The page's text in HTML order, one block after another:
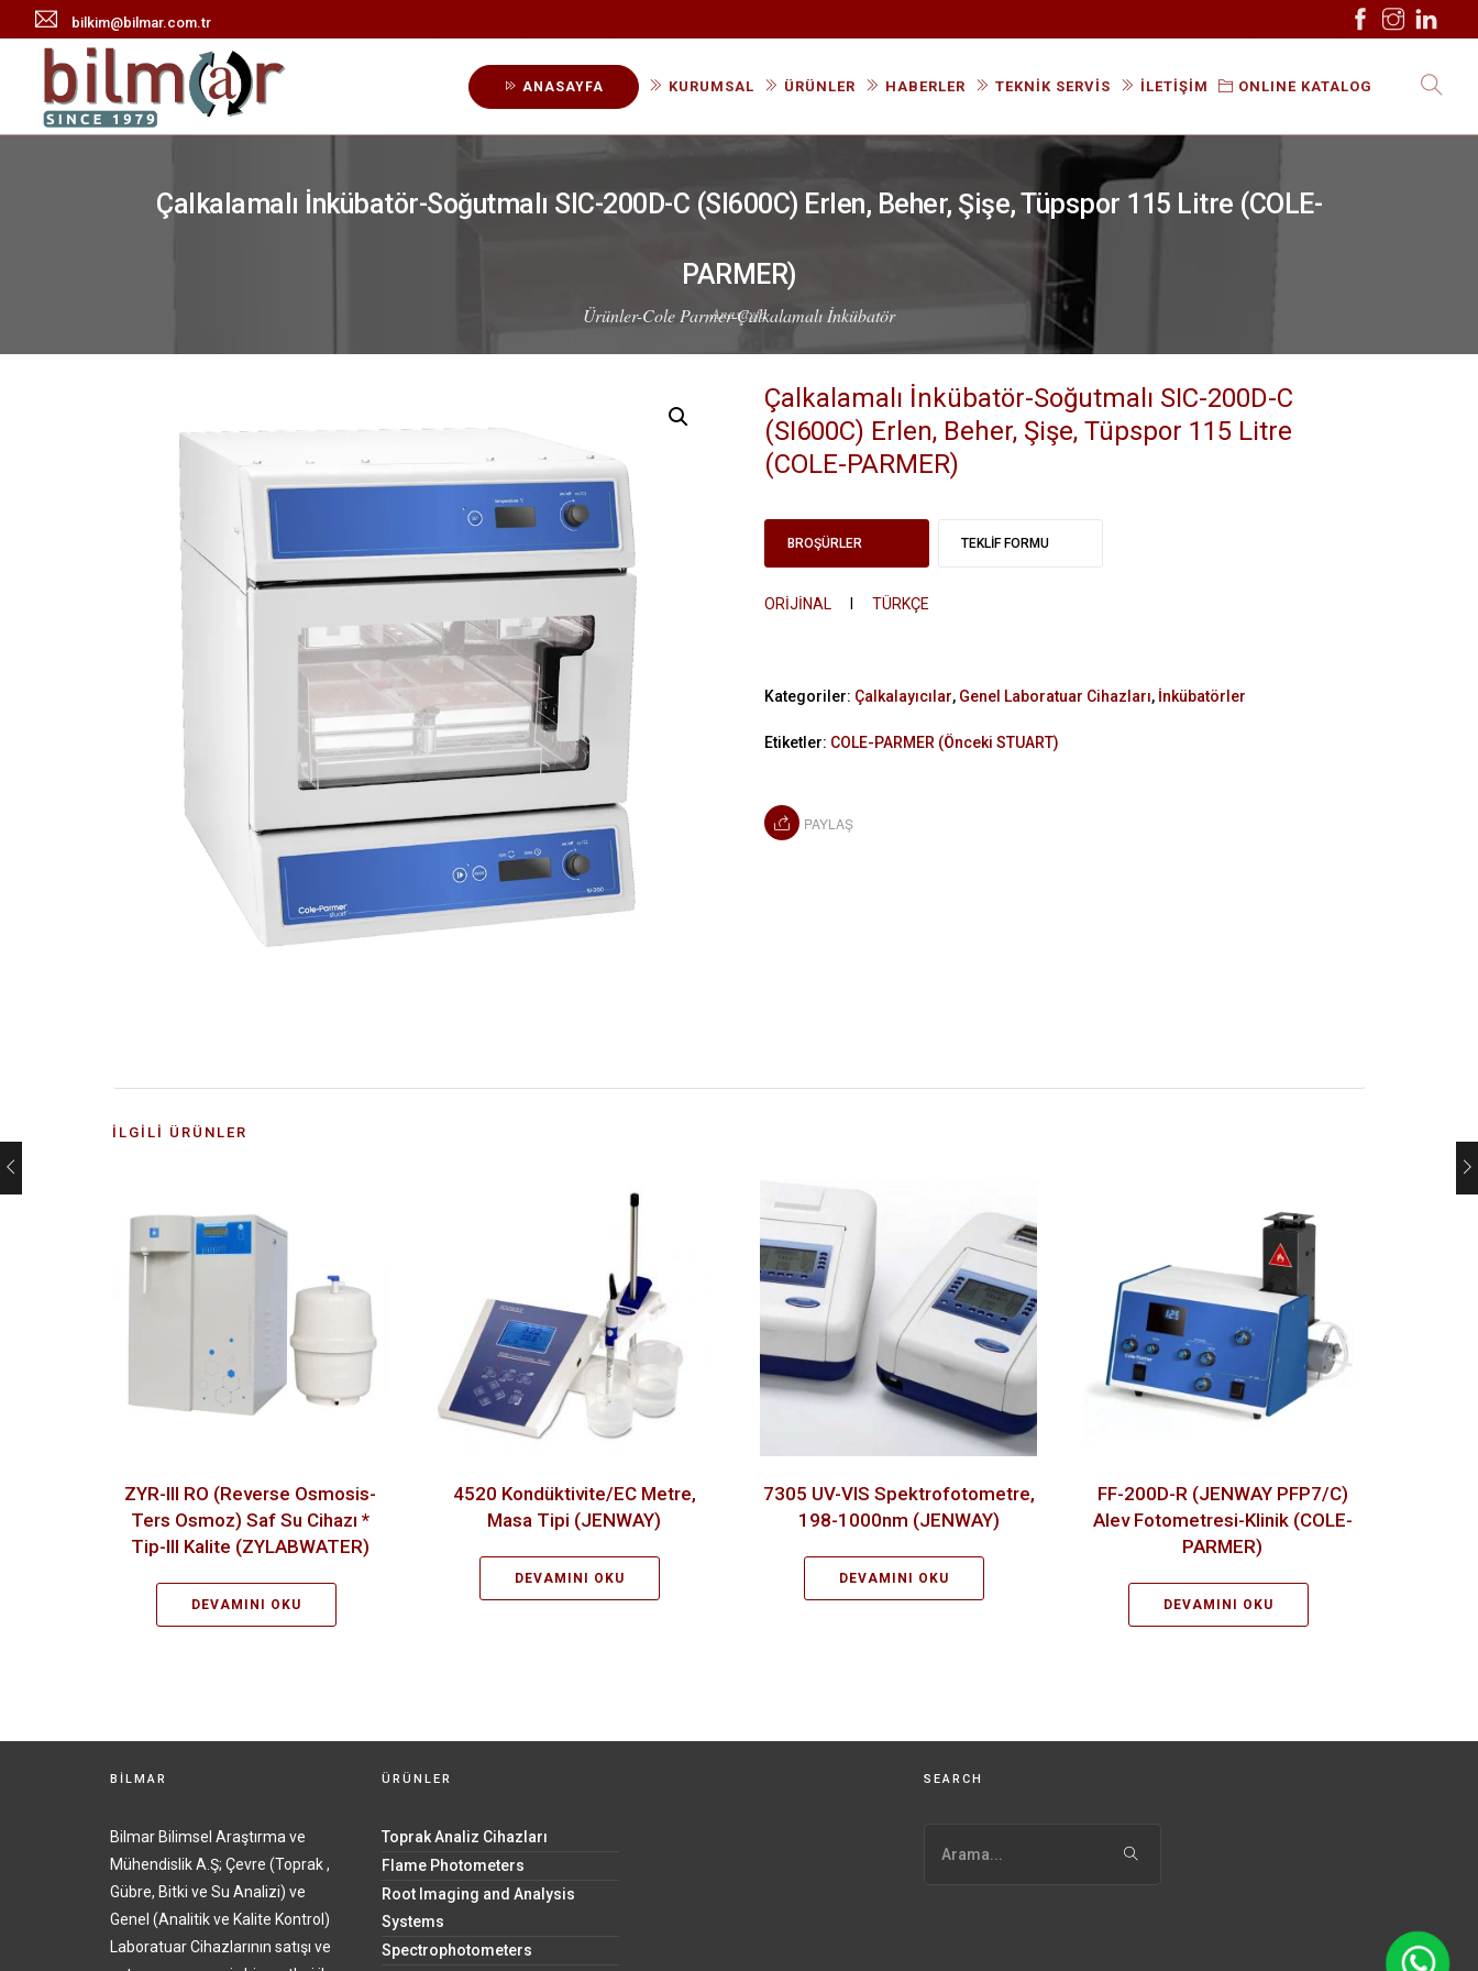
bilkim@bilmar.com.tr
ANASAYFA KURUMSAL ÜRÜNLER HABERLER TEKNİK SERVİS İLETİŞİM ONLINE KATALOG
Çalkalamalı İnkübatör-Soğutmalı SIC-200D-C (SI600C) Erlen, Beher, Şişe, Tüpspor 115 Litre (COLE-
PARMER)
Ürünler-Cole Parmer-Çalkalamalı İnkübatör
Anasayfa
Çalkalamalı İnkübatör-Soğutmalı SIC-200D-C
(SI600C) Erlen, Beher, Şişe, Tüpspor 115 Litre
(COLE-PARMER)
BROŞÜRLER TEKLİF FORMU
ORİJİNAL TÜRKÇE
Kategoriler: Çalkalayıcılar, Genel Laboratuar Cihazları, İnkübatörler
Etiketler: COLE-PARMER (Önceki STUART)
PAYLAŞ
İLGILI ÜRÜNLER
ZYR-III RO (Reverse Osmosis-
Ters Osmoz) Saf Su Cihazı *
Tip-III Kalite (ZYLABWATER)
DEVAMINI OKU
4520 Kondüktivite/EC Metre,
Masa Tipi (JENWAY)
DEVAMINI OKU
7305 UV-VIS Spektrofotometre,
198-1000nm (JENWAY)
DEVAMINI OKU
FF-200D-R (JENWAY PFP7/C)
Alev Fotometresi-Klinik (COLE-
PARMER)
DEVAMINI OKU
BİLMAR
Bilmar Bilimsel Araştırma ve
Mühendislik A.Ş; Çevre (Toprak ,
Gübre, Bitki ve Su Analizi) ve
Genel (Analitik ve Kalite Kontrol)
Laboratuar Cihazlarının satışı ve
ÜRÜNLER
Toprak Analiz Cihazları
Flame Photometers
Root Imaging and Analysis
Systems
Spectrophotometers
SEARCH